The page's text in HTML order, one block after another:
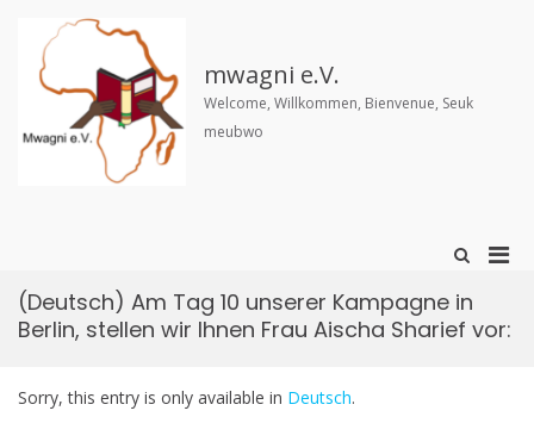
content
mwagni e.V.
Welcome, Willkommen, Bienvenue, Seuk
meubwo
Show
Form
(Deutsch) Am Tag 10 unserer Kampagne in
Berlin, stellen wir Ihnen Frau Aischa Sharief vor:
Sorry, this entry is only available in Deutsch.